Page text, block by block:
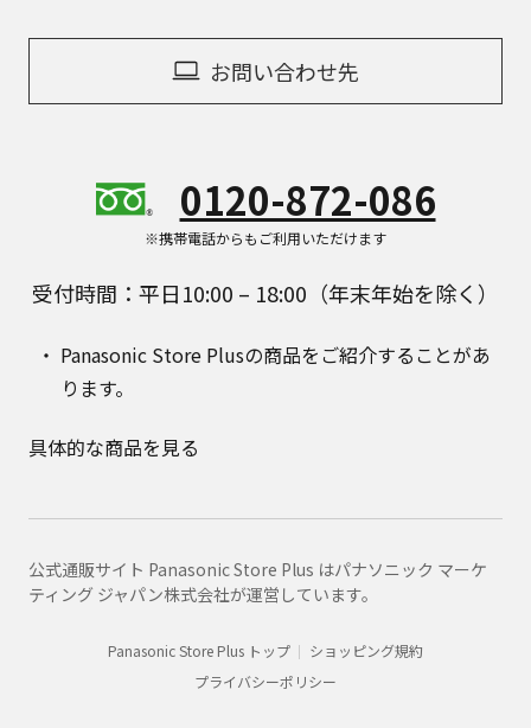
お問い合わせ先
0120-872-086
※携帯電話からもご利用いただけます
受付時間：平日10:00 – 18:00（年末年始を除く）
Panasonic Store Plusの商品をご紹介することがあ
ります。
具体的な商品を見る
公式通販サイト Panasonic Store Plus はパナソニック マーケ
ティング ジャパン株式会社が運営しています。
Panasonic Store Plus トップ
ショッピング規約
プライバシーポリシー